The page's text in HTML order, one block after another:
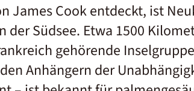
James Cook entdeckt, ist
der Südsee. Etwa 1500
gehörende
Anhängern der